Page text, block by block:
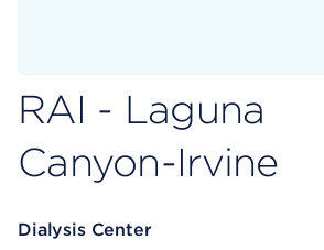
RAI - Laguna
Canyon-Irvine
Dialysis Center